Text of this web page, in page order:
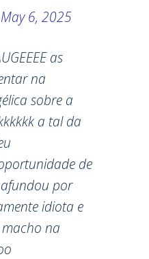
May 6, 2025
as
na
sobre a
a tal da
de
afundou por
idiota e
na